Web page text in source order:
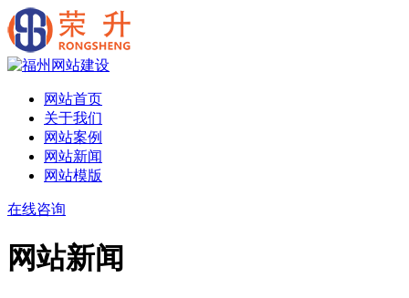
网站首页
关于我们
网站案例
网站新闻
网站模版
在线咨询
网站新闻